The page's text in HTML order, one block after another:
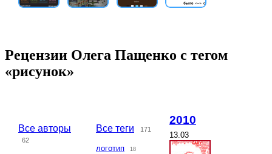
Рецензии Олега Пащенко с тегом
«рисунок»
Все авторы
62
Все теги 171
логотип 18
2010
13.03